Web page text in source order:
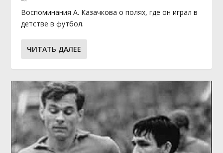
Воспоминания А. Казачкова о полях, где он играл в
детстве в футбол.
ЧИТАТЬ ДАЛЕЕ